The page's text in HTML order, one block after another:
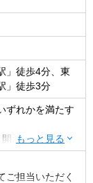
務のチームの
ーム組成のア
理面等のアドバ
組成時に税務上
何か、金商
照らし合わせて
者と共に検討
ームのメンバー
のメンバーと一
もあります。
」徒歩4分、東
」徒歩3分
ずれかを満たす
示、連結業
担当いただく